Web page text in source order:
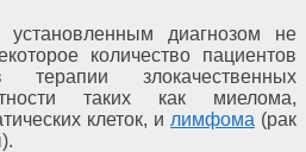
диагнозом не
количество пациентов
злокачественных
таких как миелома,
клеток, и лимфома (рак